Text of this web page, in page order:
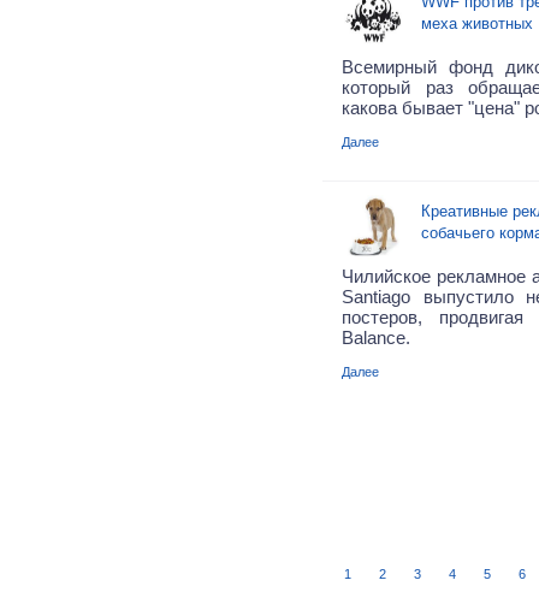
меха животных
Всемирный фонд
который раз
какова бывает "цена"
Далее
Креативные
собачьего
Чилийское рекламное
Santiago выпустило
постеров,
Balance.
Далее
1 2 3 4 5 6